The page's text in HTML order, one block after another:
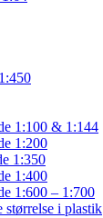
1:100 & 1:144
1:200
1:350
1:400
1:600 – 1:700
i plastik